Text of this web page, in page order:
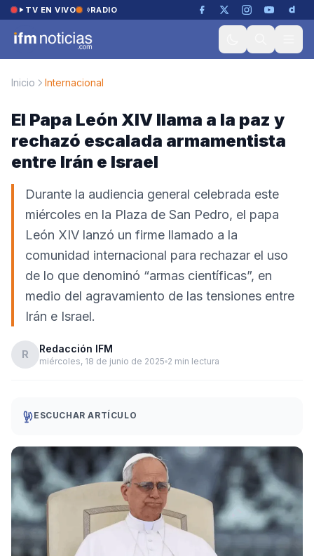
Saltar al contenido
TV EN VIVO RADIO
Inicio Internacional
El Papa León XIV llama a la paz y
rechazó escalada armamentista
entre Irán e Israel
Durante la audiencia general celebrada este
miércoles en la Plaza de San Pedro, el papa
León XIV lanzó un firme llamado a la
comunidad internacional para rechazar el uso
de lo que denominó “armas científicas”, en
medio del agravamiento de las tensiones entre
Irán e Israel.
R Redacción IFM
miércoles, 18 de junio de 2025 2 min lectura
ESCUCHAR ARTÍCULO